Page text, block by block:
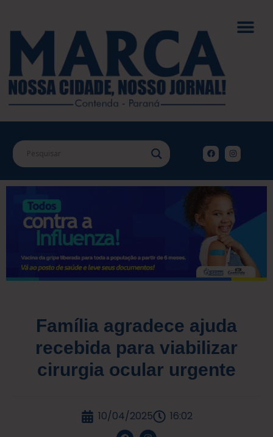
Família agradece ajuda
recebida para viabilizar
cirurgia ocular urgente
10/04/2025 16:02